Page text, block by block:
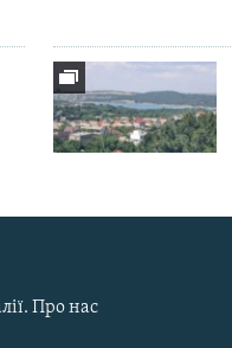
Про нас